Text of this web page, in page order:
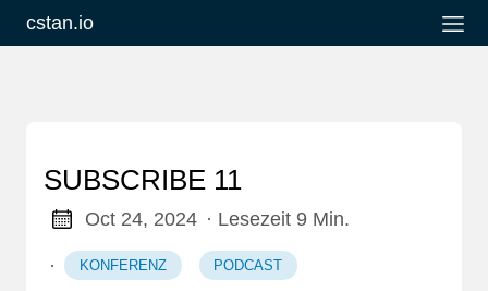
cstan.io
SUBSCRIBE 11
Oct 24, 2024 · Lesezeit 9 Min.
· KONFERENZ PODCAST